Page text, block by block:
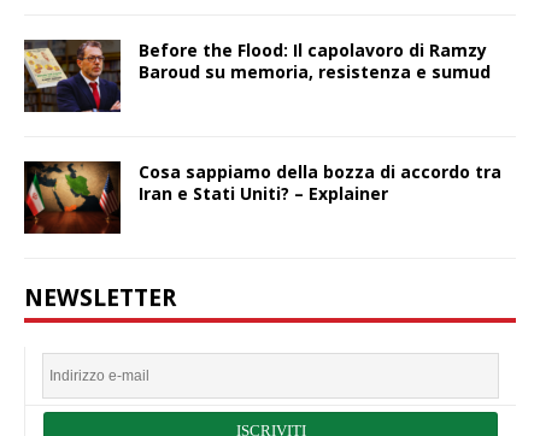
Before the Flood: Il capolavoro di Ramzy
Baroud su memoria, resistenza e sumud
Cosa sappiamo della bozza di accordo tra
Iran e Stati Uniti? – Explainer
NEWSLETTER